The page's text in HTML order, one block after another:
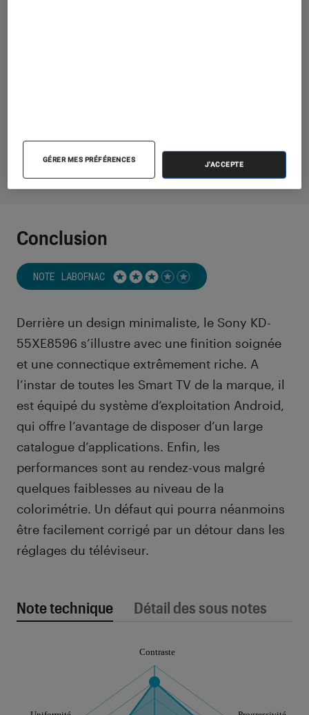
Uniformité Sony KD 55XE8596
Conclusion
NOTE LABOFNAC Noté 3 étoiles sur 5
Derrière un design minimaliste, le Sony KD-
55XE8596 s’illustre avec une finition soignée
et une connectique extrêmement riche. A
l’instar de toutes les Smart TV de la marque, il
est équipé du système d’exploitation Android,
qui offre l’avantage de disposer d’un large
catalogue d’applications. Enfin, les
performances sont au rendez-vous malgré
quelques faiblesses au niveau de la
colorimétrie. Un défaut qui pourra néanmoins
être facilement corrigé par un détour dans les
réglages du téléviseur.
Note technique Détail des sous notes
GÉRER MES PRÉFÉRENCES
J'ACCEPTE